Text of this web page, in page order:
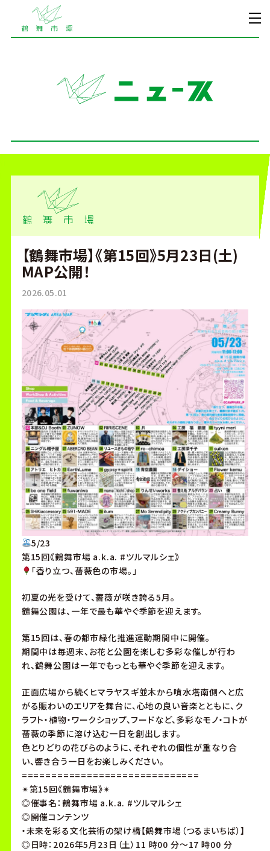
【鶴舞市場】《第15回》5月23日(土)
MAP公開！
2026.05.01
5/23
第15回《鶴舞市場 a.k.a. #ツルマルシェ》
「香り立つ、薔薇色の市場。」
初夏の光を受けて、薔薇が咲き誇る5月。
鶴舞公園は、一年で最も華やぐ季節を迎えます。
第15回は、春の都市緑化推進運動期間中に開催。
期間中は毎週末、お花と公園を楽しむ多彩な催しが行わ
れ、鶴舞公園は一年でもっとも華やぐ季節を迎えます。
正面広場から続くヒマラヤスギ並木から噴水塔南側へと広
がる賑わいのエリアを舞台に、心地の良い音楽とともに、ク
ラフト・植物・ワークショップ、フードなど、多彩なモノ・コトが
薔薇の季節に溶け込む一日を創出します。
色とりどりの花びらのように、それぞれの個性が重なり合
い、響き合う一日をお楽しみください。
==============================
✴︎第15回《鶴舞市場》✴︎
◎催事名：鶴舞市場 a.k.a. #ツルマルシェ
◎開催コンテンツ
・未来を彩る文化芸術の架け橋【鶴舞市場（つるまいちば）】
◎日時：2026年5月23日（土）11 時00 分～17 時00 分